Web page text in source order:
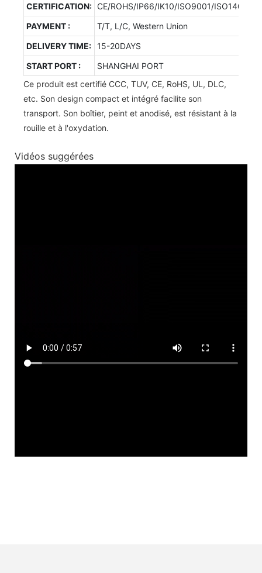
CERTIFICATION: CE/ROHS/IP66/IK10/ISO9001/ISO14001/
PAYMENT :
T/T, L/C, Western Union
DELIVERY TIME: 15-20DAYS
START PORT :
SHANGHAI PORT
Ce produit est certifié CCC, TUV, CE, RoHS, UL, DLC,
etc. Son design compact et intégré facilite son
transport. Son boîtier, peint et anodisé, est résistant à la
rouille et à l'oxydation.
Vidéos suggérées